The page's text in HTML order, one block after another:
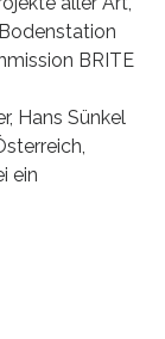
BRITE
Hans Sünkel
ein